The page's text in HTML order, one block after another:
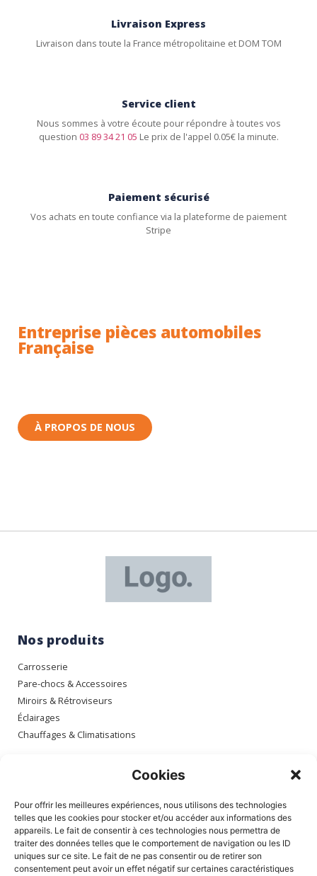
Cookies
Pour offrir les meilleures expériences, nous utilisons des technologies
telles que les cookies pour stocker et/ou accéder aux informations des
appareils. Le fait de consentir à ces technologies nous permettra de
traiter des données telles que le comportement de navigation ou les ID
uniques sur ce site. Le fait de ne pas consentir ou de retirer son
consentement peut avoir un effet négatif sur certaines caractéristiques
Livraison Express
Livraison dans toute la France métropolitaine et DOM TOM
Service client
Nous sommes à votre écoute pour répondre à toutes vos
question 03 89 34 21 05 Le prix de l'appel 0.05€ la minute.
Paiement sécurisé
Vos achats en toute confiance via la plateforme de paiement
Stripe
Entreprise pièces automobiles
Française
À PROPOS DE NOUS
Nos produits
Carrosserie
Pare-chocs & Accessoires
Miroirs & Rétroviseurs
Éclairages
Chauffages & Climatisations
Mon compte
Mes commandes
Mes adresses
Mon panier